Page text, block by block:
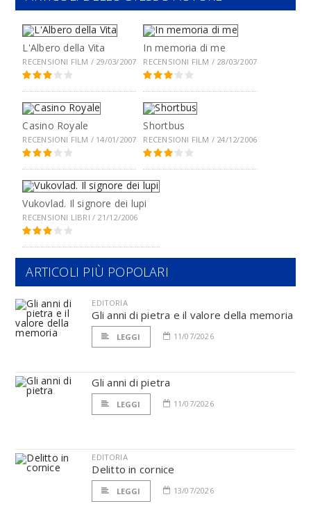
L'Albero della Vita
RECENSIONI FILM / 29/03/2007
In memoria di me
RECENSIONI FILM / 28/03/2007
Casino Royale
RECENSIONI FILM / 14/01/2007
Shortbus
RECENSIONI FILM / 24/12/2006
Vukovlad. Il signore dei lupi
RECENSIONI LIBRI / 21/12/2006
ARTICOLI PIÙ POPOLARI
EDITORIA
Gli anni di pietra e il valore della memoria
LEGGI 11/07/2026
Gli anni di pietra
LEGGI 11/07/2026
EDITORIA
Delitto in cornice
LEGGI 13/07/2026